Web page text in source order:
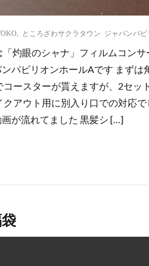
ところざわサクラタウン ジャパンパビ
灼眼のシャナ」フィルムコン
パビリオンホールAです まず
コースターが貰えますが、2セ
クアウト用に別入り口での対応
が流れてました 黒髪シ […]